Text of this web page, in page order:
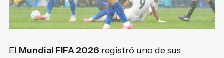
El Mundial FIFA 2026 registró uno de sus